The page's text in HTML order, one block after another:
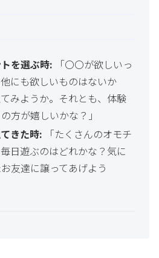
を選ぶ時: 「〇〇が欲しいっ
にも欲しいものはないか
みようか。それとも、体験
方が嬉しいかな？」
きた時: 「たくさんのオモチ
日遊ぶのはどれかな？気に
友達に譲ってあげよう